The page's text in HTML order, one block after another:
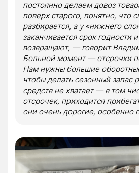
постоянно делаем довоз
поверх старого, понятно, что
разбирается, а у «нижнего
заканчивается срок годности
возвращают, — говорит
Больной момент — отсрочки
Нам нужны большие
чтобы делать сезонный запас
средств не хватает — в том
отсрочек, приходится
они очень дорогие, особенно